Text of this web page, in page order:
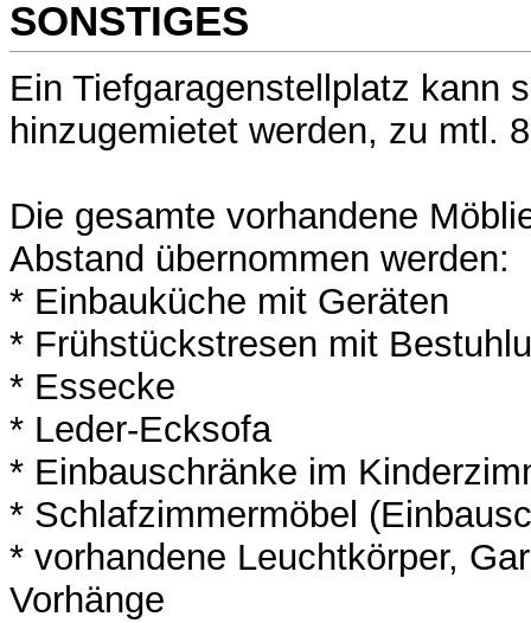
SONSTIGES
Ein Tiefgaragenstellplatz kann
hinzugemietet werden, zu mtl.
Die gesamte vorhandene
Abstand übernommen werden:
* Einbauküche mit Geräten
* Frühstückstresen mit
* Essecke
* Leder-Ecksofa
* Einbauschränke im
* Schlafzimmermöbel
* vorhandene Leuchtkörper,
Vorhänge